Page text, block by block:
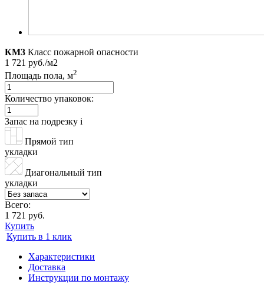
КМ3 Класс пожарной опасности
1 721 руб./м2
Площадь пола, м2
Количество упаковок:
Запас на подрезку i
Прямой тип
укладки
Диагональный тип
укладки
Всего:
1 721 руб.
Купить
Купить в 1 клик
Характеристики
Доставка
Инструкции по монтажу